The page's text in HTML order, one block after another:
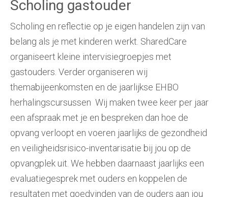
Scholing gastouder
Scholing en reflectie op je eigen handelen zijn van
belang als je met kinderen werkt. SharedCare
organiseert kleine intervisiegroepjes met
gastouders. Verder organiseren wij
themabijeenkomsten en de jaarlijkse EHBO
herhalingscursussen Wij maken twee keer per jaar
een afspraak met je en bespreken dan hoe de
opvang verloopt en voeren jaarlijks de gezondheid
en veiligheidsrisico-inventarisatie bij jou op de
opvangplek uit. We hebben daarnaast jaarlijks een
evaluatiegesprek met ouders en koppelen de
resultaten met goedvinden van de ouders aan jou